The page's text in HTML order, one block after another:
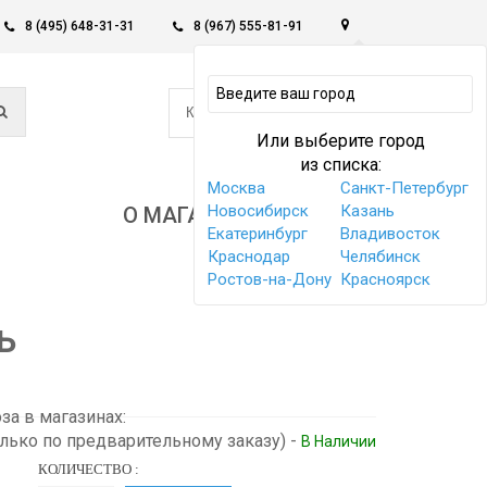
8 (495) 648-31-31 8 (967) 555-81-91
Или выберите город
из списка:
Москва
Санкт-Петербург
Новосибирск
Казань
Екатеринбург
Владивосток
Краснодар
Челябинск
Ростов-на-Дону Красноярск
КОРЗИНА -
0
О МАГАЗИНЕ
в магазинах:
по предварительному заказу) - В Наличии
КОЛИЧЕСТВО :